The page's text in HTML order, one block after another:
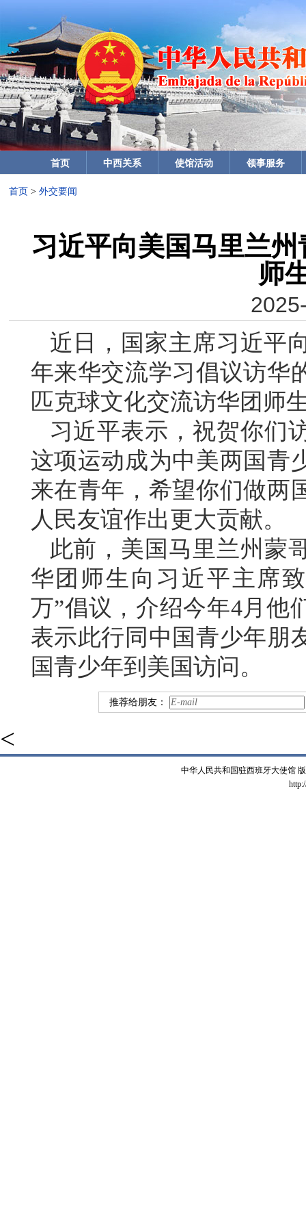
首页 中西关系 使馆活动 领事服务
首页 > 外交要闻
习近平向美国马里兰
师
近日，国家主席习近平
年来华交流学习倡议访华
匹克球文化交流访华团师
习近平表示，祝贺你们
这项运动成为中美两国青
来在青年，希望你们做两
人民友谊作出更大贡献。
此前，美国马里兰州蒙
华团师生向习近平主席
万”倡议，介绍今年4月他
表示此行同中国青少年朋
国青少年到美国访问。
推荐给朋友：
<
中华人民共和国驻西班牙大使馆